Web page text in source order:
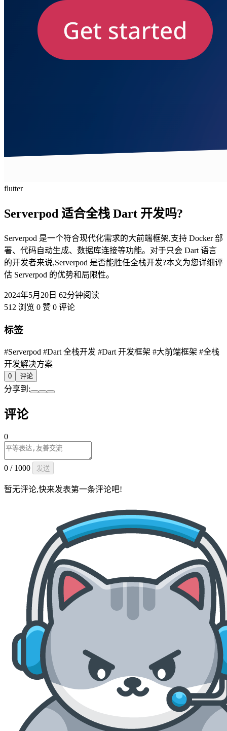
flutter
Serverpod 适合全栈 Dart 开发吗?
Serverpod 是一个符合现代化需求的大前端框架,支持 Docker 部
署、代码自动生成、数据库连接等功能。对于只会 Dart 语言
的开发者来说,Serverpod 是否能胜任全栈开发?本文为您详细评
估 Serverpod 的优势和局限性。
2024年5月20日 62分钟阅读
512 浏览 0 赞 0 评论
标签
#Serverpod #Dart 全栈开发 #Dart 开发框架 #大前端框架 #全栈
开发解决方案
0 评论
分享到:
评论
0
0 / 1000 发送
暂无评论,快来发表第一条评论吧!